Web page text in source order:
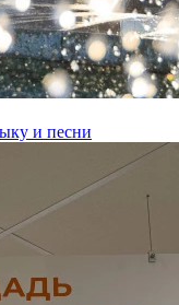
и песни